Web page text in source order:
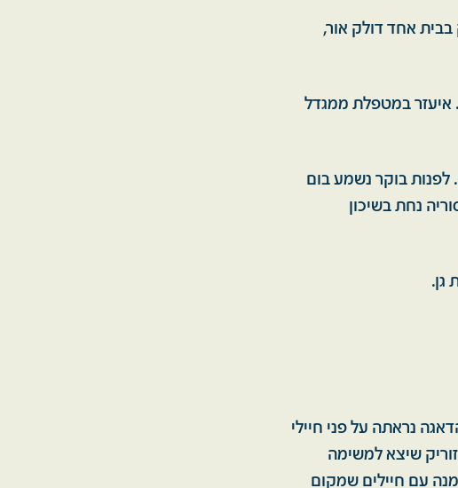
בבית אחד דולק אור,
איעזר במטפלת ממגדל
לפנות בוקר נשמע בום
נחת בשיכון
גן.
נראתה על פני חיילי
שיצא למשימה
עם חיילים שמקום